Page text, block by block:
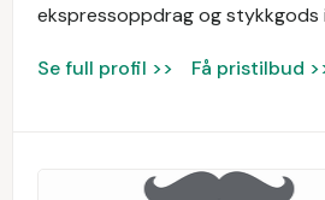
ekspressoppdrag og stykkgods
Se full profil >> Få pristilbud